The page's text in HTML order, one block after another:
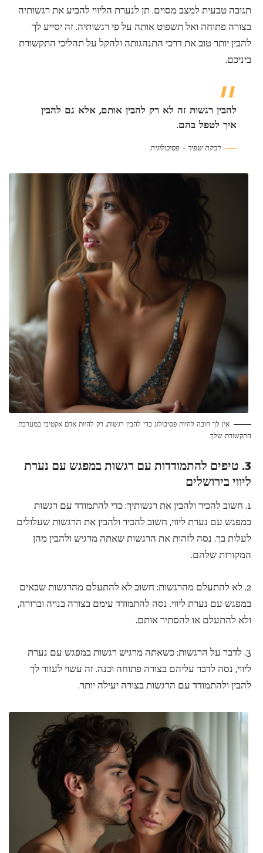
תגובה טבעית למצב מסוים. תן לנערת הליווי להביע את רגשותיה
בצורה פתוחה ואל תשפוט אותה על פי רגשותיה. זה יסייע לך
להבין יותר טוב את דרכי התנהגותה ולהקל על תהליכי התקשורת
ביניכם.
להבין רגשות זה לא רק להבין אותם, אלא גם להבין
איך לטפל בהם.
רבקה שפיר – פסיכולוגית
אין לך חובה להיות פסיכולוג כדי להבין רגשות, רק להיות אדם אקטיבי במערכת
התקשורת שלך.
3. טיפים להתמודדות עם רגשות במפגש עם נערת
ליווי בירושלים
1. חשוב להכיר ולהבין את רגשותיך: כדי להתמודד עם רגשות
במפגש עם נערת ליווי, חשוב להכיר ולהבין את הרגשות שעלולים
לעלות בך. נסה לזהות את הרגשות שאתה מרגיש ולהבין מהן
המקורות שלהם.
2. לא להתעלם מהרגשות: חשוב לא להתעלם מהרגשות שבאים
במפגש עם נערת ליווי. נסה להתמודד עימם בצורה בנויה וברורה,
ולא להתעלם או להסתיר אותם.
3. לדבר על הרגשות: כשאתה מרגיש רגשות במפגש עם נערת
ליווי, נסה לדבר עליהם בצורה פתוחה וכנה. זה עשוי לעזור לך
להבין ולהתמודד עם הרגשות בצורה יעילה יותר.